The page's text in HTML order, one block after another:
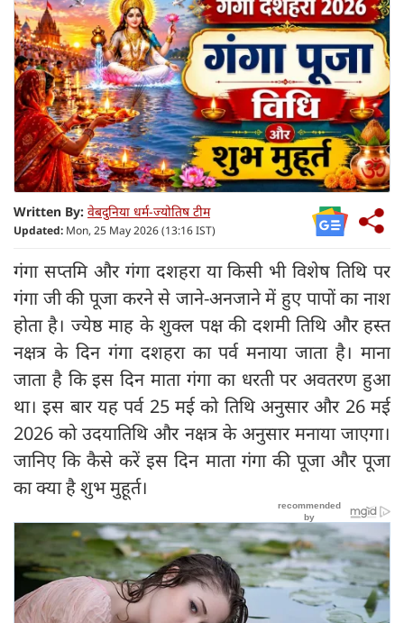
Written By: वेबदुनिया धर्म-ज्योतिष टीम
Updated: Mon, 25 May 2026 (13:16 IST)
गंगा सप्तमि और गंगा दशहरा या किसी भी विशेष तिथि पर
गंगा जी की पूजा करने से जाने-अनजाने में हुए पापों का नाश
होता है। ज्येष्ठ माह के शुक्ल पक्ष की दशमी तिथि और हस्त
नक्षत्र के दिन गंगा दशहरा का पर्व मनाया जाता है। माना
जाता है कि इस दिन माता गंगा का धरती पर अवतरण हुआ
था। इस बार यह पर्व 25 मई को तिथि अनुसार और 26 मई
2026 को उदयातिथि और नक्षत्र के अनुसार मनाया जाएगा।
जानिए कि कैसे करें इस दिन माता गंगा की पूजा और पूजा
का क्या है शुभ मुहूर्त।